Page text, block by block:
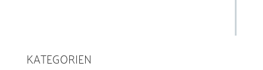
KATEGORIEN